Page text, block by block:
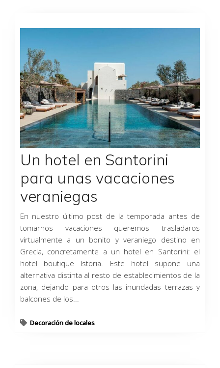
Un hotel en Santorini
para unas vacaciones
veraniegas
En nuestro último post de la temporada antes de
tomarnos vacaciones queremos trasladaros
virtualmente a un bonito y veraniego destino en
Grecia, concretamente a un hotel en Santorini: el
hotel boutique Istoria. Este hotel supone una
alternativa distinta al resto de establecimientos de la
zona, dejando para otros las inundadas terrazas y
balcones de los...
Decoración de locales